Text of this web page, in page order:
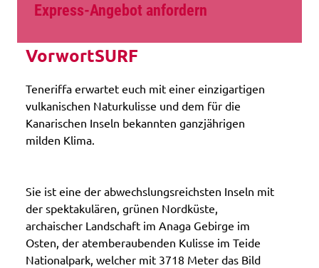
Express-Angebot anfordern
VorwortSURF
Teneriffa erwartet euch mit einer einzigartigen
vulkanischen Naturkulisse und dem für die
Kanarischen Inseln bekannten ganzjährigen
milden Klima.
Sie ist eine der abwechslungsreichsten Inseln mit
der spektakulären, grünen Nordküste,
archaischer Landschaft im Anaga Gebirge im
Osten, der atemberaubenden Kulisse im Teide
Nationalpark, welcher mit 3718 Meter das Bild